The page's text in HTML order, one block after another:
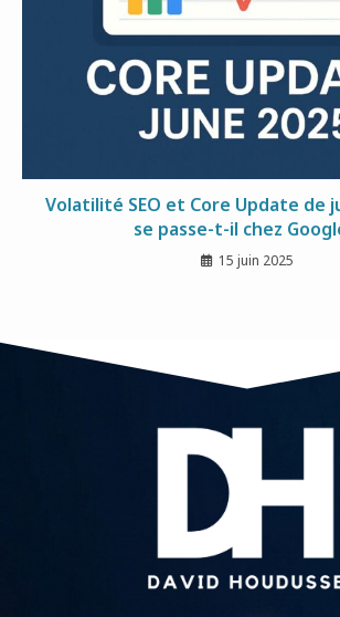
Volatilité SEO et Core Update de
se passe-t-il chez
15 juin 2025